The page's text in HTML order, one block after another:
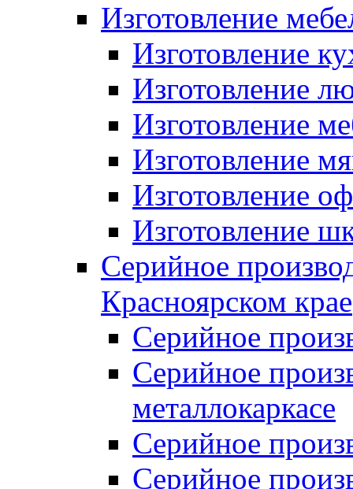
Изготовление
Изготовление
Изготовление
Изготовление
Изготовление
Изготовление
Изготовление
Серийное
Красноярском крае
Серийное
Серийное
металлокаркасе
Серийное
Серийное